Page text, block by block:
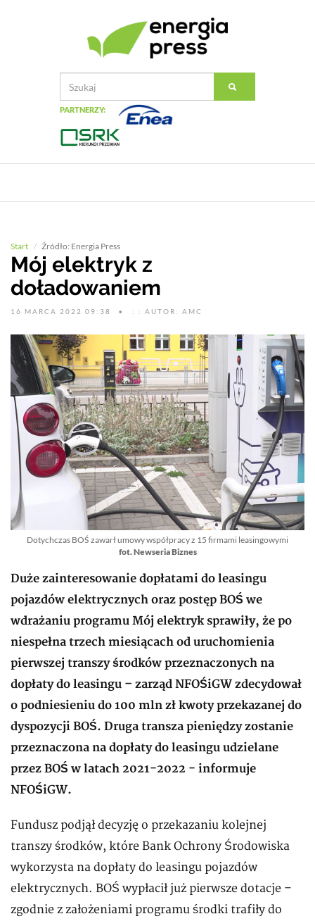
PARTNERZY:
Start Źródło: Energia Press
Mój elektryk z
doładowaniem
16 MARCA 2022 09:38 : : AUTOR: AMC
Dotychczas BOŚ zawarł umowy współpracy z 15 firmami leasingowymi
fot. Newseria Biznes
Duże zainteresowanie dopłatami do leasingu
pojazdów elektrycznych oraz postęp BOŚ we
wdrażaniu programu Mój elektryk sprawiły, że po
niespełna trzech miesiącach od uruchomienia
pierwszej transzy środków przeznaczonych na
dopłaty do leasingu – zarząd NFOŚiGW zdecydował
o podniesieniu do 100 mln zł kwoty przekazanej do
dyspozycji BOŚ. Druga transza pieniędzy zostanie
przeznaczona na dopłaty do leasingu udzielane
przez BOŚ w latach 2021-2022 - informuje
NFOŚiGW.
Fundusz podjął decyzję o przekazaniu kolejnej
transzy środków, które Bank Ochrony Środowiska
wykorzysta na dopłaty do leasingu pojazdów
elektrycznych. BOŚ wypłacił już pierwsze dotacje –
zgodnie z założeniami programu środki trafiły do